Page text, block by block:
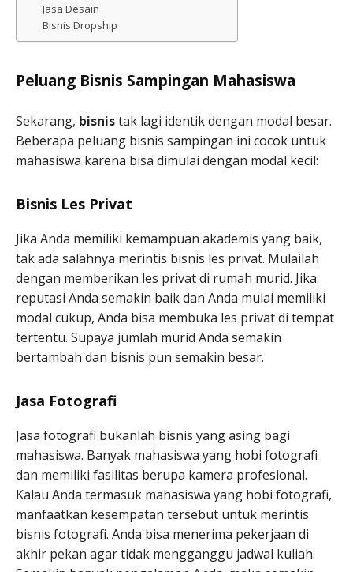
Jasa Desain
Bisnis Dropship
Peluang Bisnis Sampingan Mahasiswa
Sekarang, bisnistak lagi identik dengan modal besar.
Beberapa peluang bisnis sampingan ini cocok untuk
mahasiswa karena bisa dimulai dengan modal kecil:
Bisnis Les Privat
Jika Anda memiliki kemampuan akademis yang baik,
tak ada salahnya merintis bisnis les privat. Mulailah
dengan memberikan les privat di rumah murid. Jika
reputasi Anda semakin baik dan Anda mulai memiliki
modal cukup, Anda bisa membuka les privat di tempat
tertentu. Supaya jumlah murid Anda semakin
bertambah dan bisnis pun semakin besar.
Jasa Fotografi
Jasa fotografi bukanlah bisnis yang asing bagi
mahasiswa. Banyak mahasiswa yang hobi fotografi
dan memiliki fasilitas berupa kamera profesional.
Kalau Anda termasuk mahasiswa yang hobi fotografi,
manfaatkan kesempatan tersebut untuk merintis
bisnis fotografi. Anda bisa menerima pekerjaan di
akhir pekan agar tidak mengganggu jadwal kuliah.